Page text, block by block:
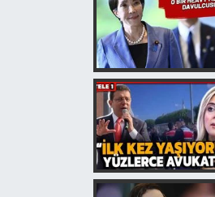
Yerel Gündem
Yerel Yaşam
Canlı Yayın